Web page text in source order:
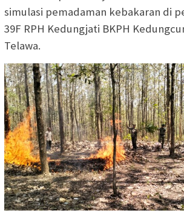
simulasi pemadaman kebakaran di
39F RPH Kedungjati BKPH
Telawa.